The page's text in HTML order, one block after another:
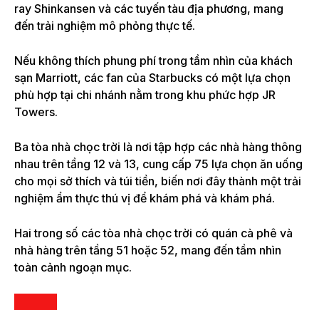
ray Shinkansen và các tuyến tàu địa phương, mang
đến trải nghiệm mô phỏng thực tế.
Nếu không thích phung phí trong tầm nhìn của khách
sạn Marriott, các fan của Starbucks có một lựa chọn
phù hợp tại chi nhánh nằm trong khu phức hợp JR
Towers.
Ba tòa nhà chọc trời là nơi tập hợp các nhà hàng thông
nhau trên tầng 12 và 13, cung cấp 75 lựa chọn ăn uống
cho mọi sở thích và túi tiền, biến nơi đây thành một trải
nghiệm ẩm thực thú vị để khám phá và khám phá.
Hai trong số các tòa nhà chọc trời có quán cà phê và
nhà hàng trên tầng 51 hoặc 52, mang đến tầm nhìn
toàn cảnh ngoạn mục.